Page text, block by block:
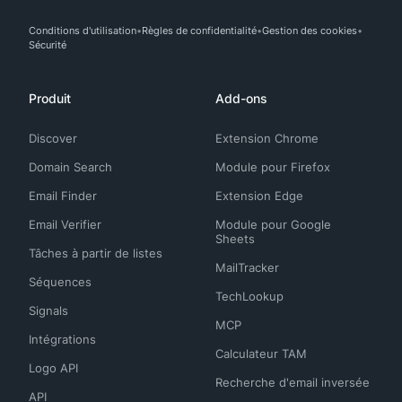
Conditions d'utilisation Règles de confidentialité Gestion des cookies
Sécurité
Produit
Discover
Domain Search
Email Finder
Email Verifier
Tâches à partir de listes
Séquences
Signals
Intégrations
Logo API
API
Add-ons
Extension Chrome
Module pour Firefox
Extension Edge
Module pour Google
Sheets
MailTracker
TechLookup
MCP
Calculateur TAM
Recherche d'email inversée